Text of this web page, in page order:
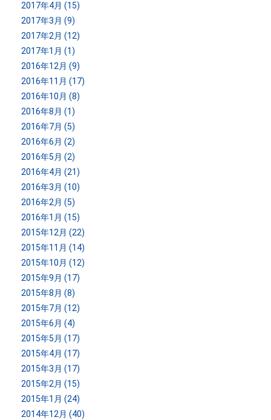
2017年4月 (15)
2017年3月 (9)
2017年2月 (12)
2017年1月 (1)
2016年12月 (9)
2016年11月 (17)
2016年10月 (8)
2016年8月 (1)
2016年7月 (5)
2016年6月 (2)
2016年5月 (2)
2016年4月 (21)
2016年3月 (10)
2016年2月 (5)
2016年1月 (15)
2015年12月 (22)
2015年11月 (14)
2015年10月 (12)
2015年9月 (17)
2015年8月 (8)
2015年7月 (12)
2015年6月 (4)
2015年5月 (17)
2015年4月 (17)
2015年3月 (17)
2015年2月 (15)
2015年1月 (24)
2014年12月 (40)